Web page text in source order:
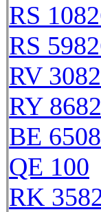
RS
RS
RV
RY
BE 6508
QE 100
RK